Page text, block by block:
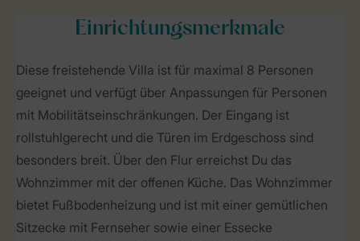
Einrichtungsmerkmale
Diese freistehende Villa ist für maximal 8 Personen
geeignet und verfügt über Anpassungen für Personen
mit Mobilitätseinschränkungen. Der Eingang ist
rollstuhlgerecht und die Türen im Erdgeschoss sind
besonders breit. Über den Flur erreichst Du das
Wohnzimmer mit der offenen Küche. Das Wohnzimmer
bietet Fußbodenheizung und ist mit einer gemütlichen
Sitzecke mit Fernseher sowie einer Essecke